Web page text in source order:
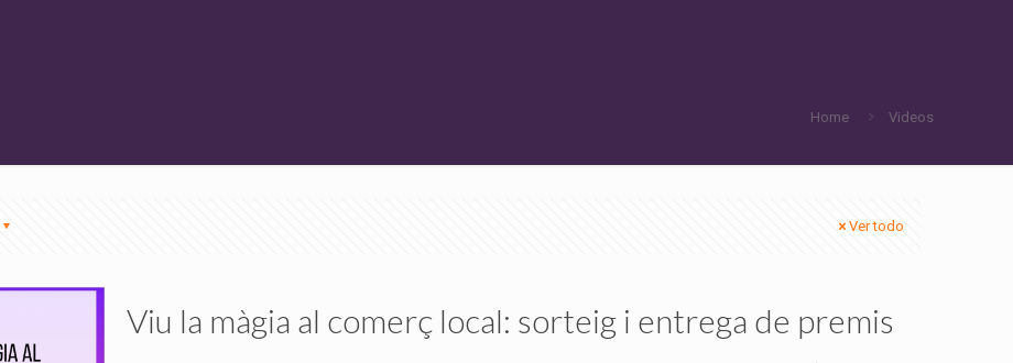
Home Videos
Ver todo
Viu la màgia al comerç local: sorteig i entrega de premis